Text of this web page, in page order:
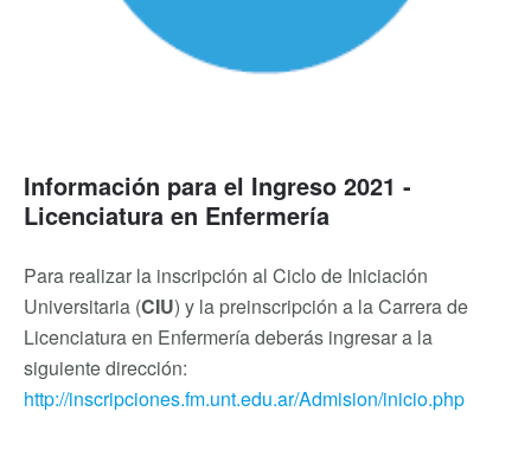
Información para el Ingreso 2021 -
Licenciatura en Enfermería
Para realizar la inscripción al Ciclo de Iniciación
Universitaria (CIU) y la preinscripción a la Carrera de
Licenciatura en Enfermería deberás ingresar a la
siguiente dirección:
http://inscripciones.fm.unt.edu.ar/Admision/inicio.php